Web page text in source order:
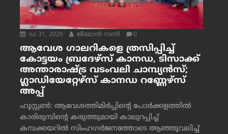
Jul 31, 2026 ജീമോന്‍ റാന്നി 0
ആവേശ ഗാലറികളെ ത്രസിപ്പിച്ച്
കോട്ടയം ബ്രദേഴ്‌സ് കാനഡ, ടിസാക്ക്
അന്താരാഷ്ട്ര വടംവലി ചാമ്പ്യന്‍സ്;
ഗ്ലാഡിയേറ്റേഴ്‌സ് കാനഡ റണ്ണേഴ്‌സ്
അപ്പ്
ഹൂസ്റ്റണ്‍: ആവേശത്തിമിര്‍പ്പിന്റെ പോര്‍ക്കളത്തില്‍
കാരിരുമ്പിന്റെ കരുത്തുമായി കാലുറപ്പിച്ച്
കമ്പക്കയറില്‍ സിംഹഗര്‍ജനത്തോടെ ആഞ്ഞുവലിച്ച്